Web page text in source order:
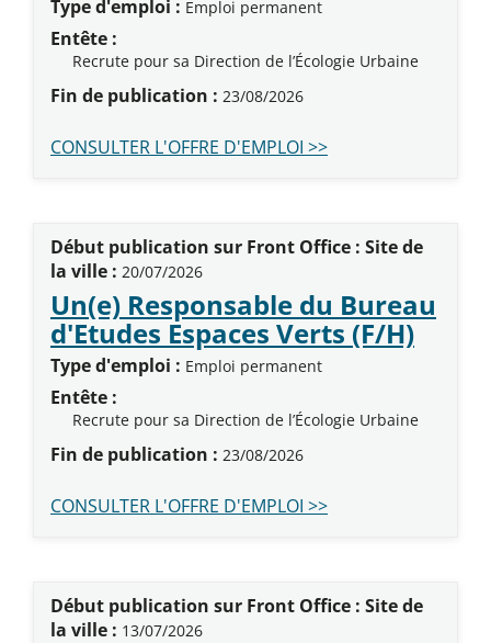
Type d'emploi : Emploi permanent
Entête :
Recrute pour sa Direction de l’Écologie Urbaine
Fin de publication : 23/08/2026
CONSULTER L'OFFRE D'EMPLOI >>
Début publication sur Front Office : Site de
la ville : 20/07/2026
Un(e) Responsable du Bureau
d'Etudes Espaces Verts (F/H)
Type d'emploi : Emploi permanent
Entête :
Recrute pour sa Direction de l’Écologie Urbaine
Fin de publication : 23/08/2026
CONSULTER L'OFFRE D'EMPLOI >>
Début publication sur Front Office : Site de
la ville : 13/07/2026